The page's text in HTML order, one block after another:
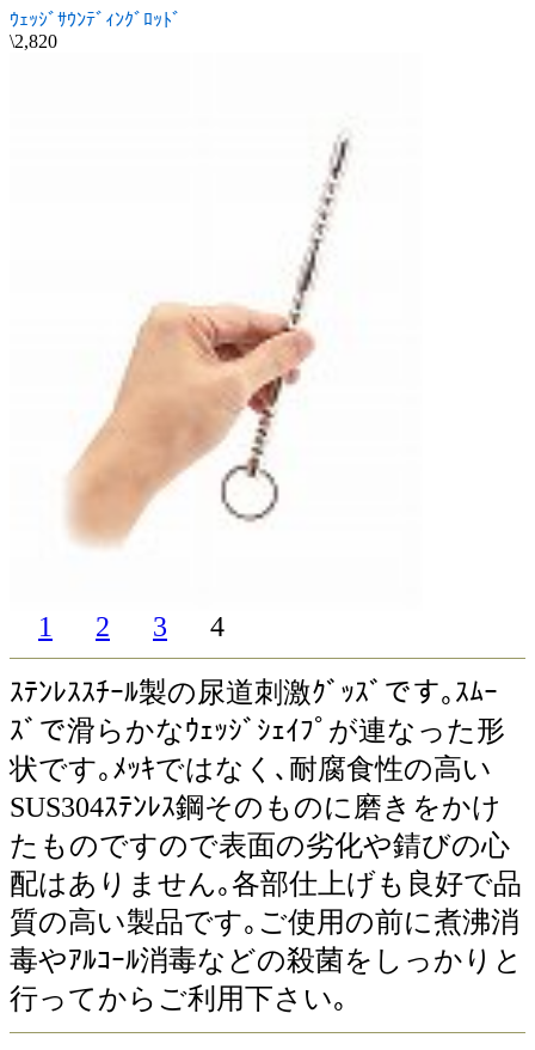
ｳｪｯｼﾞｻｳﾝﾃﾞｨﾝｸﾞﾛｯﾄﾞ
\2,820
1 2 3 4
ｽﾃﾝﾚｽｽﾁｰﾙ製の尿道刺激ｸﾞｯｽﾞです｡ｽﾑｰ
ｽﾞで滑らかなｳｪｯｼﾞｼｪｲﾌﾟが連なった形
状です｡ﾒｯｷではなく､耐腐食性の高い
SUS304ｽﾃﾝﾚｽ鋼そのものに磨きをかけ
たものですので表面の劣化や錆びの心
配はありません｡各部仕上げも良好で品
質の高い製品です｡ご使用の前に煮沸消
毒やｱﾙｺｰﾙ消毒などの殺菌をしっかりと
行ってからご利用下さい｡